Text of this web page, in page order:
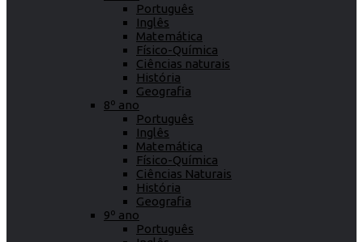
Português
Inglês
Matemática
Físico-Química
Ciências naturais
História
Geografia
8º ano
Português
Inglês
Matemática
Físico-Química
Ciências Naturais
História
Geografia
9º ano
Português